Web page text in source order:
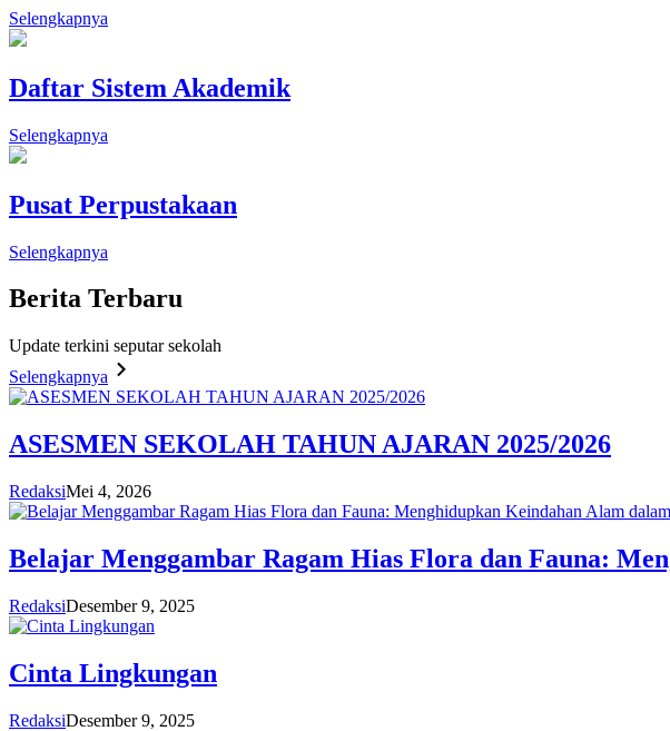
Selengkapnya
Daftar Sistem Akademik
Selengkapnya
Pusat Perpustakaan
Selengkapnya
Berita Terbaru
Update terkini seputar sekolah
Selengkapnya
ASESMEN SEKOLAH TAHUN AJARAN 2025/2026
RedaksiMei 4, 2026
Belajar Menggambar Ragam Hias Flora dan Fauna:
RedaksiDesember 9, 2025
Cinta Lingkungan
RedaksiDesember 9, 2025